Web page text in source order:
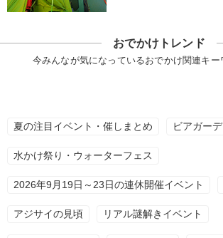
おでかけトレンド
今みんなが気になっているおでかけ関連キー
夏の注目イベント・催しまとめ ビアガー
水かけ祭り・ウォーターフェス
2026年9月19日～23日の連休開催イベント
アジサイの見頃 リアル謎解きイベント